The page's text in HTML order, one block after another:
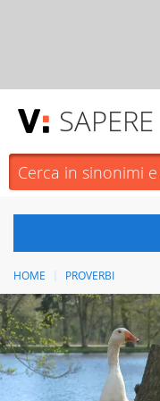
SAPERE
HOME PROVERBI